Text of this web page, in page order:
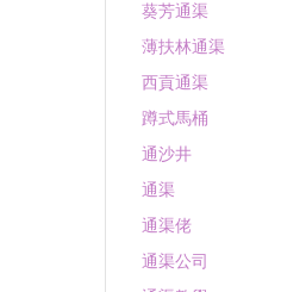
葵芳通渠
薄扶林通渠
西貢通渠
蹲式馬桶
通沙井
通渠
通渠佬
通渠公司